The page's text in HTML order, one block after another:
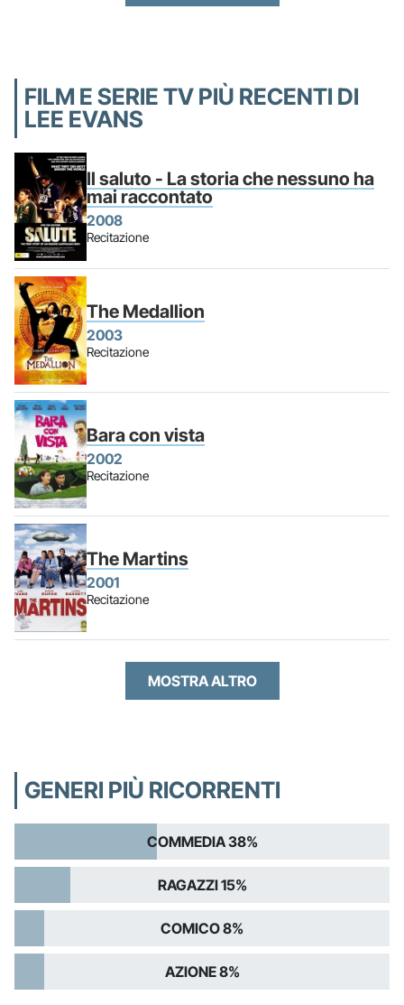
FILM E SERIE TV PIÙ RECENTI DI
LEE EVANS
Il saluto - La storia che nessuno ha
mai raccontato
2008
Recitazione
The Medallion
2003
Recitazione
Bara con vista
2002
Recitazione
The Martins
2001
Recitazione
MOSTRA ALTRO
GENERI PIÙ RICORRENTI
COMMEDIA 38%
RAGAZZI 15%
COMICO 8%
AZIONE 8%